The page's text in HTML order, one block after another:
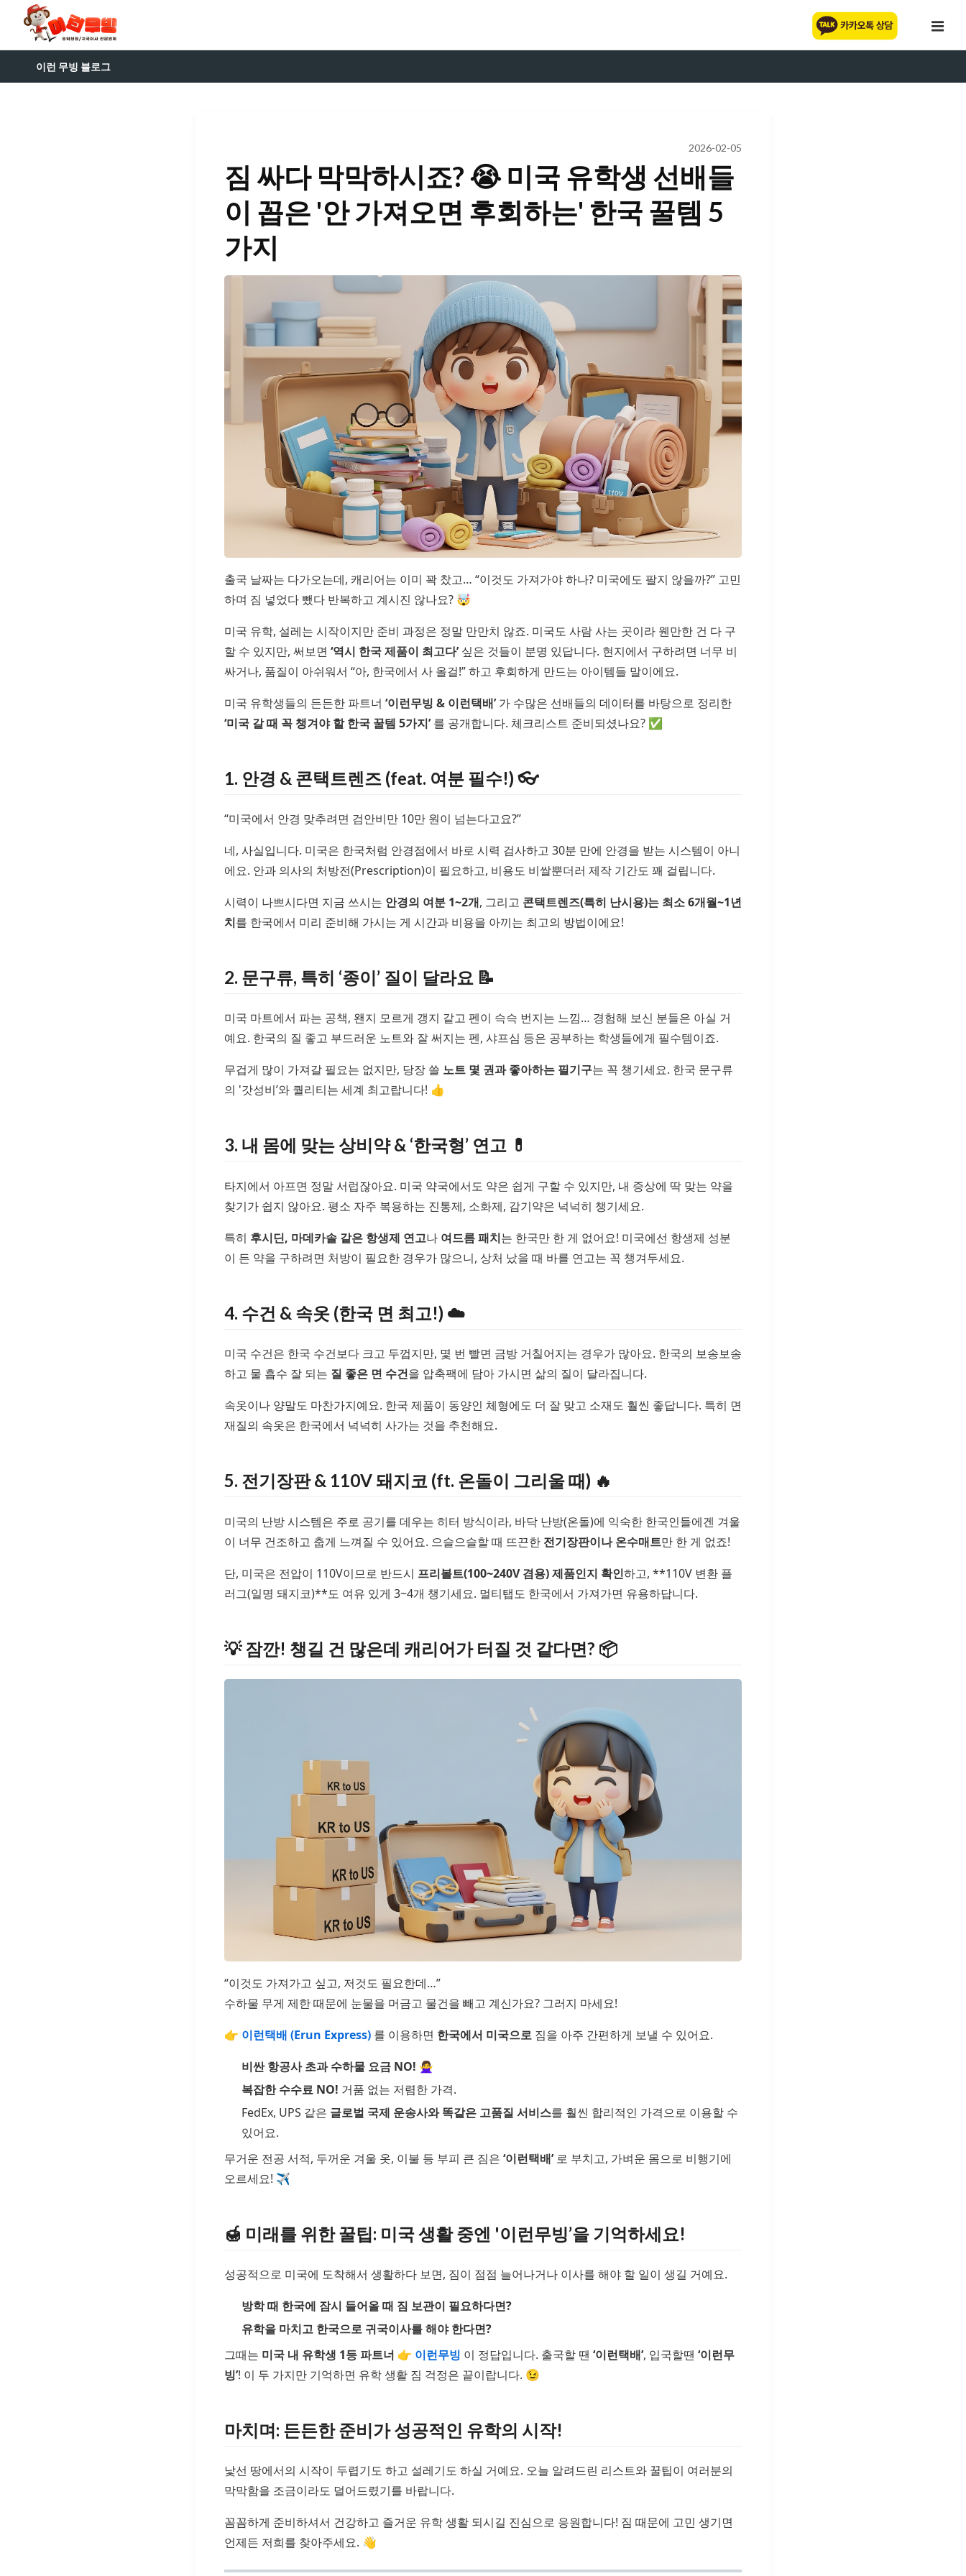
이런 무빙 블로그
2026-02-05
짐 싸다 막막하시죠? 😭 미국 유학생 선배들
이 꼽은 '안 가져오면 후회하는' 한국 꿀템 5
가지
출국 날짜는 다가오는데, 캐리어는 이미 꽉 찼고… “이것도 가져가야 하나? 미국에도 팔지 않을까?” 고민
하며 짐 넣었다 뺐다 반복하고 계시진 않나요? 🤯
미국 유학, 설레는 시작이지만 준비 과정은 정말 만만치 않죠. 미국도 사람 사는 곳이라 웬만한 건 다 구
할 수 있지만, 써보면 ‘역시 한국 제품이 최고다’싶은 것들이 분명 있답니다. 현지에서 구하려면 너무 비
싸거나, 품질이 아쉬워서 “아, 한국에서 사 올걸!” 하고 후회하게 만드는 아이템들 말이에요.
미국 유학생들의 든든한 파트너 ‘이런무빙 & 이런택배’가 수많은 선배들의 데이터를 바탕으로 정리한
‘미국 갈 때 꼭 챙겨야 할 한국 꿀템 5가지’를 공개합니다. 체크리스트 준비되셨나요? ✅
1. 안경 & 콘택트렌즈 (feat. 여분 필수!) 👓
“미국에서 안경 맞추려면 검안비만 10만 원이 넘는다고요?”
네, 사실입니다. 미국은 한국처럼 안경점에서 바로 시력 검사하고 30분 만에 안경을 받는 시스템이 아니
에요. 안과 의사의 처방전(Prescription)이 필요하고, 비용도 비쌀뿐더러 제작 기간도 꽤 걸립니다.
시력이 나쁘시다면 지금 쓰시는 안경의 여분 1~2개, 그리고 콘택트렌즈(특히 난시용)는 최소 6개월~1년
치를 한국에서 미리 준비해 가시는 게 시간과 비용을 아끼는 최고의 방법이에요!
2. 문구류, 특히 ‘종이’ 질이 달라요 📝
미국 마트에서 파는 공책, 왠지 모르게 갱지 같고 펜이 슥슥 번지는 느낌… 경험해 보신 분들은 아실 거
예요. 한국의 질 좋고 부드러운 노트와 잘 써지는 펜, 샤프심 등은 공부하는 학생들에게 필수템이죠.
무겁게 많이 가져갈 필요는 없지만, 당장 쓸 노트 몇 권과 좋아하는 필기구는 꼭 챙기세요. 한국 문구류
의 '갓성비’와 퀄리티는 세계 최고랍니다! 👍
3. 내 몸에 맞는 상비약 & ‘한국형’ 연고 💊
타지에서 아프면 정말 서럽잖아요. 미국 약국에서도 약은 쉽게 구할 수 있지만, 내 증상에 딱 맞는 약을
찾기가 쉽지 않아요. 평소 자주 복용하는 진통제, 소화제, 감기약은 넉넉히 챙기세요.
특히 후시딘, 마데카솔 같은 항생제 연고나 여드름 패치는 한국만 한 게 없어요! 미국에선 항생제 성분
이 든 약을 구하려면 처방이 필요한 경우가 많으니, 상처 났을 때 바를 연고는 꼭 챙겨두세요.
4. 수건 & 속옷 (한국 면 최고!) ☁️
미국 수건은 한국 수건보다 크고 두껍지만, 몇 번 빨면 금방 거칠어지는 경우가 많아요. 한국의 보송보송
하고 물 흡수 잘 되는 질 좋은 면 수건을 압축팩에 담아 가시면 삶의 질이 달라집니다.
속옷이나 양말도 마찬가지예요. 한국 제품이 동양인 체형에도 더 잘 맞고 소재도 훨씬 좋답니다. 특히 면
재질의 속옷은 한국에서 넉넉히 사가는 것을 추천해요.
5. 전기장판 & 110V 돼지코 (ft. 온돌이 그리울 때) 🔥
미국의 난방 시스템은 주로 공기를 데우는 히터 방식이라, 바닥 난방(온돌)에 익숙한 한국인들에겐 겨울
이 너무 건조하고 춥게 느껴질 수 있어요. 으슬으슬할 때 뜨끈한 전기장판이나 온수매트만 한 게 없죠!
단, 미국은 전압이 110V이므로 반드시 프리볼트(100~240V 겸용) 제품인지 확인하고, **110V 변환 플
러그(일명 돼지코)**도 여유 있게 3~4개 챙기세요. 멀티탭도 한국에서 가져가면 유용하답니다.
💡 잠깐! 챙길 건 많은데 캐리어가 터질 것 같다면? 📦
“이것도 가져가고 싶고, 저것도 필요한데…”
수하물 무게 제한 때문에 눈물을 머금고 물건을 빼고 계신가요? 그러지 마세요!
👉 이런택배 (Erun Express) 를 이용하면 한국에서 미국으로 짐을 아주 간편하게 보낼 수 있어요.
비싼 항공사 초과 수하물 요금 NO! 🙅‍♀️
복잡한 수수료 NO! 거품 없는 저렴한 가격.
FedEx, UPS 같은 글로벌 국제 운송사와 똑같은 고품질 서비스를 훨씬 합리적인 가격으로 이용할 수
있어요.
무거운 전공 서적, 두꺼운 겨울 옷, 이불 등 부피 큰 짐은 ‘이런택배’로 부치고, 가벼운 몸으로 비행기에
오르세요! ✈️
🍯 미래를 위한 꿀팁: 미국 생활 중엔 '이런무빙’을 기억하세요!
성공적으로 미국에 도착해서 생활하다 보면, 짐이 점점 늘어나거나 이사를 해야 할 일이 생길 거예요.
방학 때 한국에 잠시 들어올 때 짐 보관이 필요하다면?
유학을 마치고 한국으로 귀국이사를 해야 한다면?
그때는 미국 내 유학생 1등 파트너 👉 이런무빙 이 정답입니다. 출국할 땐 ‘이런택배’, 입국할땐 ‘이런무
빙’! 이 두 가지만 기억하면 유학 생활 짐 걱정은 끝이랍니다. 😉
마치며: 든든한 준비가 성공적인 유학의 시작!
낯선 땅에서의 시작이 두렵기도 하고 설레기도 하실 거예요. 오늘 알려드린 리스트와 꿀팁이 여러분의
막막함을 조금이라도 덜어드렸기를 바랍니다.
꼼꼼하게 준비하셔서 건강하고 즐거운 유학 생활 되시길 진심으로 응원합니다! 짐 때문에 고민 생기면
언제든 저희를 찾아주세요. 👋